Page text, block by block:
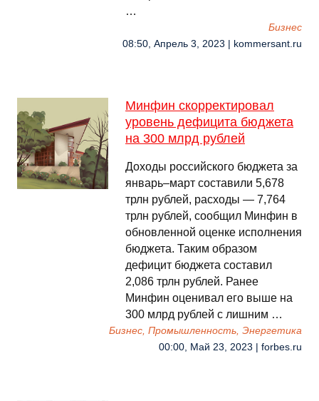
…
Бизнес
08:50, Апрель 3, 2023 | kommersant.ru
Минфин скорректировал
уровень дефицита бюджета
на 300 млрд рублей
Доходы российского бюджета за
январь–март составили 5,678
трлн рублей, расходы — 7,764
трлн рублей, сообщил Минфин в
обновленной оценке исполнения
бюджета. Таким образом
дефицит бюджета составил
2,086 трлн рублей. Ранее
Минфин оценивал его выше на
300 млрд рублей с лишним …
Бизнес, Промышленность, Энергетика
00:00, Май 23, 2023 | forbes.ru